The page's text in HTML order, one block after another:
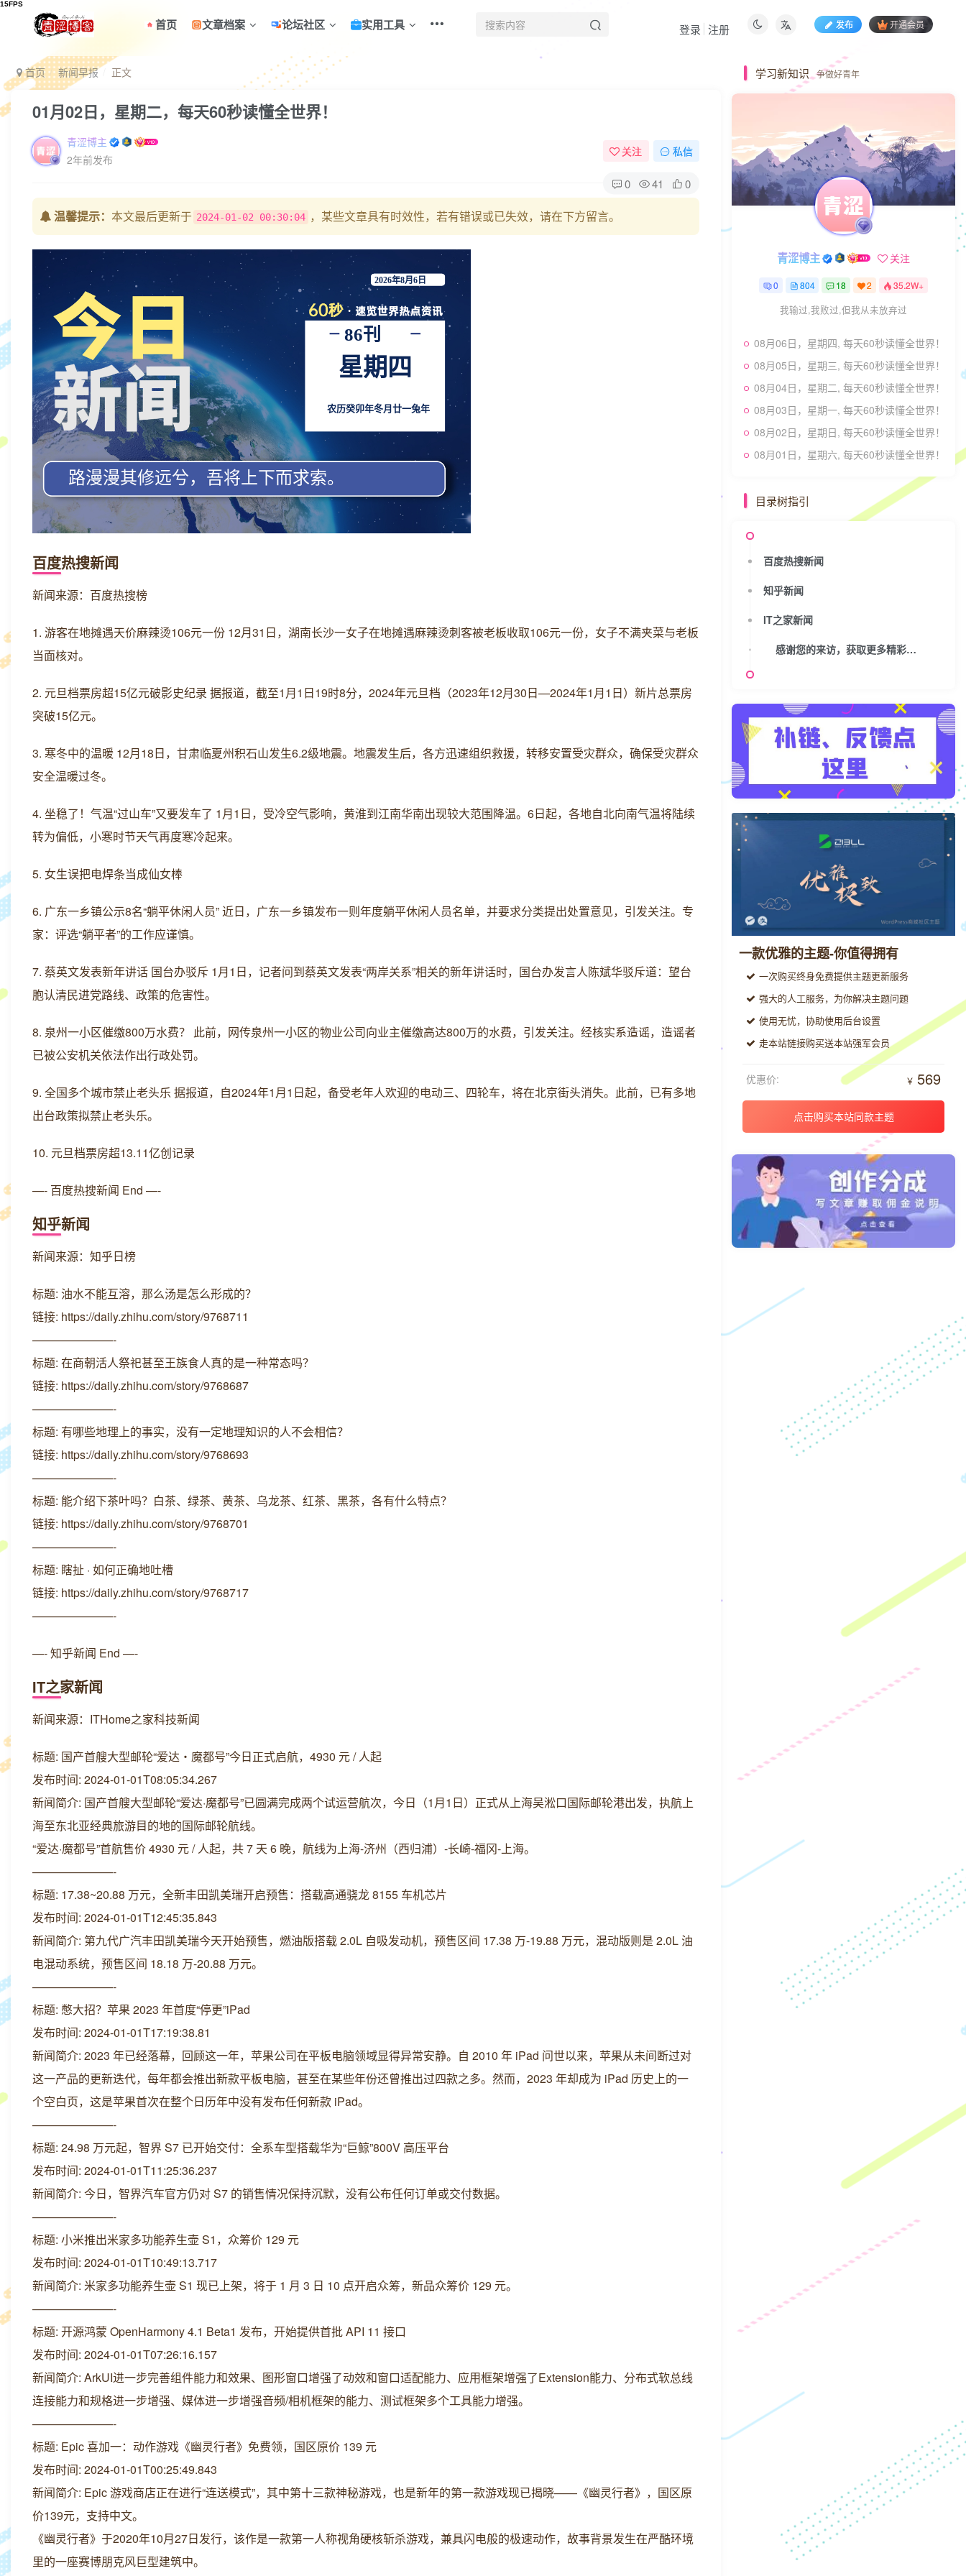
首页 文章档案 论坛社区 实用工具 发布 开通会员
登录 注册
首页 新闻早报 正文
01月02日，星期二，每天60秒读懂全世界！
青涩博主
2年前发布
关注 私信
0 41 0
温馨提示： 本文最后更新于 2024-01-02 00:30:04 ，某些文章具有时效性，若有错误或已失效，请在下方留言。
百度热搜新闻
新闻来源：百度热搜榜
1. 游客在地摊遇天价麻辣烫106元一份 12月31日，湖南长沙一女子在地摊遇麻辣烫刺客被老板收取106元一份，女子不满夹菜与老板
当面核对。
2. 元旦档票房超15亿元破影史纪录 据报道，截至1月1日19时8分，2024年元旦档（2023年12月30日—2024年1月1日）新片总票房
突破15亿元。
3. 寒冬中的温暖 12月18日，甘肃临夏州积石山发生6.2级地震。地震发生后，各方迅速组织救援，转移安置受灾群众，确保受灾群众
安全温暖过冬。
4. 坐稳了！气温“过山车”又要发车了 1月1日，受冷空气影响，黄淮到江南华南出现较大范围降温。6日起，各地自北向南气温将陆续
转为偏低，小寒时节天气再度寒冷起来。
5. 女生误把电焊条当成仙女棒
6. 广东一乡镇公示8名“躺平休闲人员” 近日，广东一乡镇发布一则年度躺平休闲人员名单，并要求分类提出处置意见，引发关注。专
家：评选“躺平者”的工作应谨慎。
7. 蔡英文发表新年讲话 国台办驳斥 1月1日，记者问到蔡英文发表“两岸关系”相关的新年讲话时，国台办发言人陈斌华驳斥道：望台
胞认清民进党路线、政策的危害性。
8. 泉州一小区催缴800万水费？ 此前，网传泉州一小区的物业公司向业主催缴高达800万的水费，引发关注。经核实系造谣，造谣者
已被公安机关依法作出行政处罚。
9. 全国多个城市禁止老头乐 据报道，自2024年1月1日起，备受老年人欢迎的电动三、四轮车，将在北京街头消失。此前，已有多地
出台政策拟禁止老头乐。
10. 元旦档票房超13.11亿创记录
—- 百度热搜新闻 End —-
知乎新闻
新闻来源：知乎日榜
标题: 油水不能互溶，那么汤是怎么形成的？
链接: https://daily.zhihu.com/story/9768711
———————-
标题: 在商朝活人祭祀甚至王族食人真的是一种常态吗？
链接: https://daily.zhihu.com/story/9768687
———————-
标题: 有哪些地理上的事实，没有一定地理知识的人不会相信？
链接: https://daily.zhihu.com/story/9768693
———————-
标题: 能介绍下茶叶吗？白茶、绿茶、黄茶、乌龙茶、红茶、黑茶，各有什么特点？
链接: https://daily.zhihu.com/story/9768701
———————-
标题: 瞎扯 · 如何正确地吐槽
链接: https://daily.zhihu.com/story/9768717
———————-
—- 知乎新闻 End —-
IT之家新闻
新闻来源：ITHome之家科技新闻
标题: 国产首艘大型邮轮“爱达・魔都号”今日正式启航，4930 元 / 人起
发布时间: 2024-01-01T08:05:34.267
新闻简介: 国产首艘大型邮轮“爱达·魔都号”已圆满完成两个试运营航次，今日（1月1日）正式从上海吴淞口国际邮轮港出发，执航上
海至东北亚经典旅游目的地的国际邮轮航线。
“爱达·魔都号”首航售价 4930 元 / 人起，共 7 天 6 晚，航线为上海-济州（西归浦）-长崎-福冈-上海。
———————-
标题: 17.38~20.88 万元，全新丰田凯美瑞开启预售：搭载高通骁龙 8155 车机芯片
发布时间: 2024-01-01T12:45:35.843
新闻简介: 第九代广汽丰田凯美瑞今天开始预售，燃油版搭载 2.0L 自吸发动机，预售区间 17.38 万-19.88 万元，混动版则是 2.0L 油
电混动系统，预售区间 18.18 万-20.88 万元。
———————-
标题: 憋大招？苹果 2023 年首度“停更”iPad
发布时间: 2024-01-01T17:19:38.81
新闻简介: 2023 年已经落幕，回顾这一年，苹果公司在平板电脑领域显得异常安静。自 2010 年 iPad 问世以来，苹果从未间断过对
这一产品的更新迭代，每年都会推出新款平板电脑，甚至在某些年份还曾推出过四款之多。然而，2023 年却成为 iPad 历史上的一
个空白页，这是苹果首次在整个日历年中没有发布任何新款 iPad。
———————-
标题: 24.98 万元起，智界 S7 已开始交付：全系车型搭载华为“巨鲸”800V 高压平台
发布时间: 2024-01-01T11:25:36.237
新闻简介: 今日，智界汽车官方仍对 S7 的销售情况保持沉默，没有公布任何订单或交付数据。
———————-
标题: 小米推出米家多功能养生壶 S1，众筹价 129 元
发布时间: 2024-01-01T10:49:13.717
新闻简介: 米家多功能养生壶 S1 现已上架，将于 1 月 3 日 10 点开启众筹，新品众筹价 129 元。
———————-
标题: 开源鸿蒙 OpenHarmony 4.1 Beta1 发布，开始提供首批 API 11 接口
发布时间: 2024-01-01T07:26:16.157
新闻简介: ArkUI进一步完善组件能力和效果、图形窗口增强了动效和窗口适配能力、应用框架增强了Extension能力、分布式软总线
连接能力和规格进一步增强、媒体进一步增强音频/相机框架的能力、测试框架多个工具能力增强。
———————-
标题: Epic 喜加一：动作游戏《幽灵行者》免费领，国区原价 139 元
发布时间: 2024-01-01T00:25:49.843
新闻简介: Epic 游戏商店正在进行“连送模式”，其中第十三款神秘游戏，也是新年的第一款游戏现已揭晓——《幽灵行者》，国区原
价139元，支持中文。
《幽灵行者》于2020年10月27日发行，该作是一款第一人称视角硬核斩杀游戏，兼具闪电般的极速动作，故事背景发生在严酷环境
里的一座赛博朋克风巨型建筑中。
学习新知识 争做好青年
青涩博主 关注
0 804 18 2 35.2W+
我输过,我败过,但我从未放弃过
08月06日，星期四, 每天60秒读懂全世界！
08月05日，星期三, 每天60秒读懂全世界！
08月04日，星期二, 每天60秒读懂全世界！
08月03日，星期一, 每天60秒读懂全世界！
08月02日，星期日, 每天60秒读懂全世界！
08月01日，星期六, 每天60秒读懂全世界！
目录树指引
百度热搜新闻
知乎新闻
IT之家新闻
感谢您的来访，获取更多精彩文章请收藏本站。
一款优雅的主题-你值得拥有
一次购买终身免费提供主题更新服务
强大的人工服务，为你解决主题问题
使用无忧，协助使用后台设置
走本站链接购买送本站强军会员
￥ 569
优惠价:
点击购买本站同款主题